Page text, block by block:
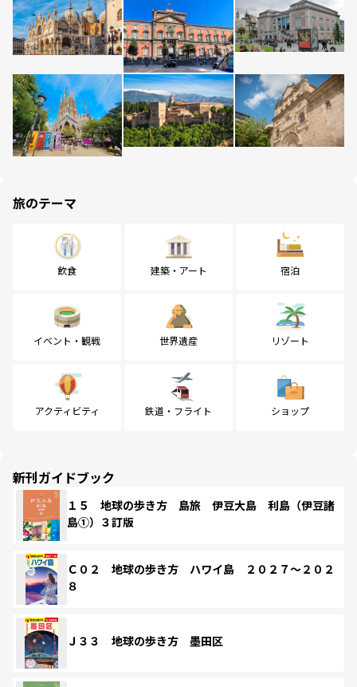
旅のテーマ
飲食 建築・アート 宿泊
イベント・観戦 世界遺産 リゾート
アクティビティ 鉄道・フライト ショップ
新刊ガイドブック
１５ 地球の歩き方 島旅 伊豆大島 利島（伊豆諸
島①）３訂版
Ｃ０２ 地球の歩き方 ハワイ島 ２０２７～２０２
８
Ｊ３３ 地球の歩き方 墨田区